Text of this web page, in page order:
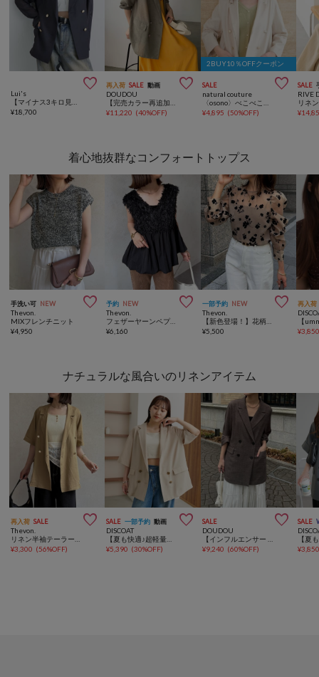

Lui's
【マイナス3キロ見えが叶う！】メッシュダブルジャケット
¥18,700
再入荷 SALE 動画 
DOUDOU
【完売カラー再追加！/ウォッシャブル】シアーダブルジャケット
¥11,220 (40%OFF)
2BUY10％OFFクーポン
SALE 
natural couture
〈osono〉べこべこ金釦綿麻テーラードジャケット
¥4,895 (50%OFF)
SALE
RIVE
¥
着心地抜群なコンフォートトップス
手洗い可 NEW 
Thevon.
MIXフレンチニット
¥4,950
予約 NEW 
Thevon.
¥6,160
一部予約 NEW 
Thevon.
¥5,500
再入荷
¥
ナチュラルな風合いのリネンアイテム
再入荷 SALE 
Thevon.
¥3,300 (56%OFF)
SALE 一部予約 動画 
DISCOAT
¥5,390 (30%OFF)
SALE 
DOUDOU
¥9,240 (60%OFF)
SALE
¥